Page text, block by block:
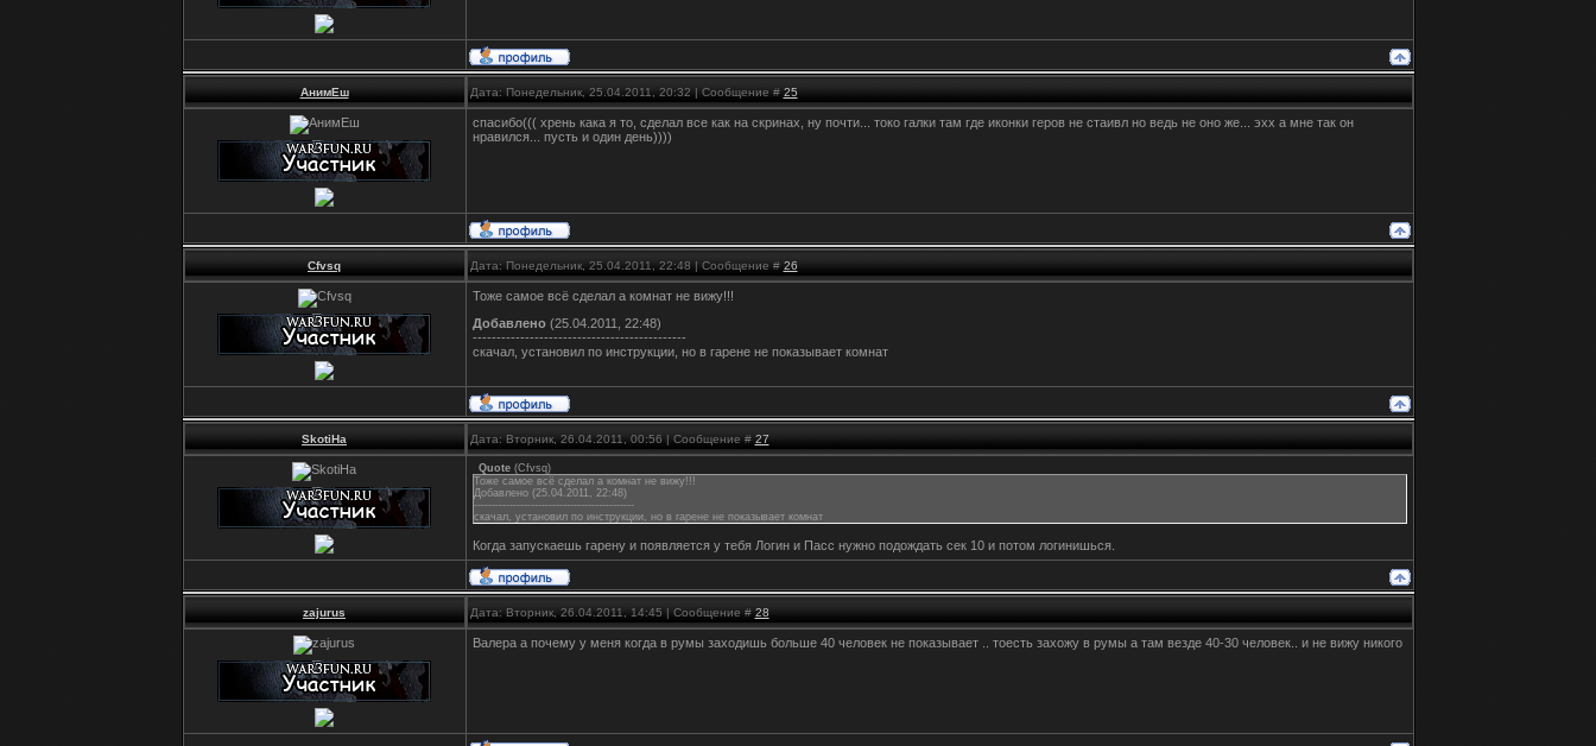
АнимЕш Дата: Понедельник, 25.04.2011, 20:32 | Сообщение # 25
спасибо((( хрень кака я то, сделал все как на скринах, ну почти... токо галки там где иконки геров не стаивл но ведь не оно же... эхх а мне так он
нравился... пусть и один день))))
Cfvsq Дата: Понедельник, 25.04.2011, 22:48 | Сообщение # 26
Тоже самое всё сделал а комнат не вижу!!!
Добавлено(25.04.2011, 22:48)
---------------------------------------------
скачал, установил по инструкции, но в гарене не показывает комнат
SkotiHa Дата: Вторник, 26.04.2011, 00:56 | Сообщение # 27
Quote(Cfvsq)
Тоже самое всё сделал а комнат не вижу!!!
Добавлено (25.04.2011, 22:48)
---------------------------------------------
скачал, установил по инструкции, но в гарене не показывает комнат
Когда запускаешь гарену и появляется у тебя Логин и Пасс нужно подождать сек 10 и потом логинишься.
zajurus Дата: Вторник, 26.04.2011, 14:45 | Сообщение # 28
Валера а почему у меня когда в румы заходишь больше 40 человек не показывает .. тоесть захожу в румы а там везде 40-30 человек.. и не вижу никого